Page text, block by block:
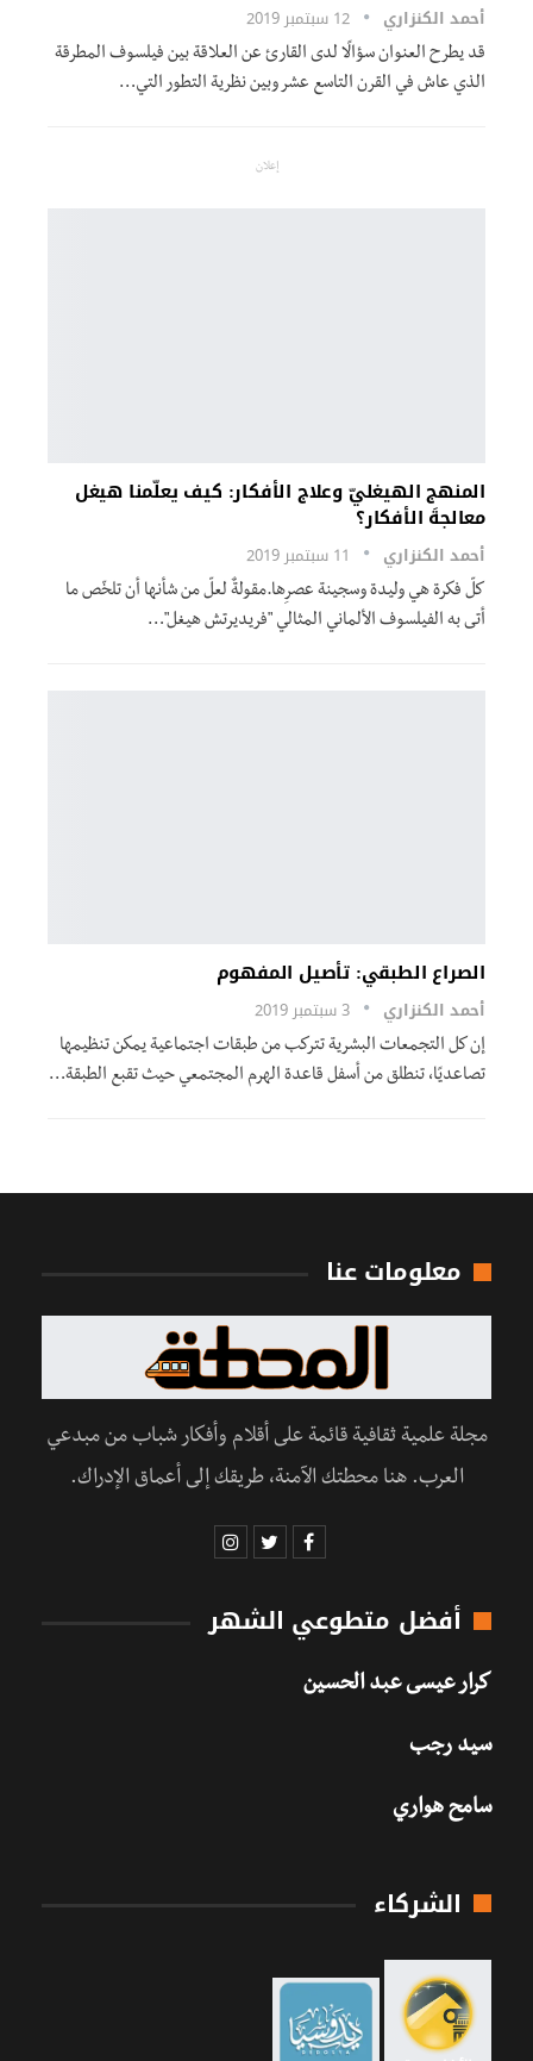
أحمد الكنزاري 12 سبتمبر 2019
قد يطرح العنوان سؤالًا لدى القارئ عن العلاقة بين فيلسوف المطرقة
الذي عاش في القرن التاسع عشر وبين نظرية التطور التي…
إعلان
المنهج الهيغليّ وعلاج الأفكار: كيف يعلّمنا هيغل
معالجةَ الأفكار؟
أحمد الكنزاري 11 سبتمبر 2019
كلّ فكرة هي وليدة وسجينة عصرِها.مقولةٌ لعلّ من شأنها أن تلخّص ما
أتى به الفيلسوف الألماني المثالي "فريديرتش هيغل"…
الصراع الطبقي: تأصيل المفهوم
أحمد الكنزاري 3 سبتمبر 2019
إن كل التجمعات البشرية تتركب من طبقات اجتماعية يمكن تنظيمها
تصاعديًا، تنطلق من أسفل قاعدة الهرم المجتمعي حيث تقبع الطبقة…
معلومات عنا
مجلة علمية ثقافية قائمة على أقلام وأفكار شباب من مبدعي
العرب. هنا محطتك الآمنة، طريقك إلى أعماق الإدراك.
أفضل متطوعي الشهر
كرار عيسى عبد الحسين
سيد رجب
سامح هواري
الشركاء